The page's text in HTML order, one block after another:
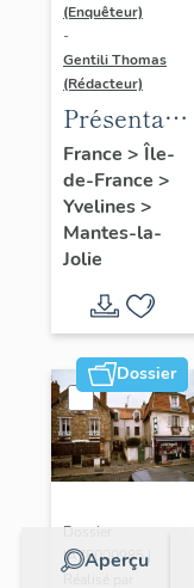
(Enquêteur)
-
Gentili Thomas
(Rédacteur)
Présentation
de l'étude
France > Île-
de-France >
Yvelines>
Mantes-la-
Jolie
Dossier
Aperçu
Dossier
IA78000985 |